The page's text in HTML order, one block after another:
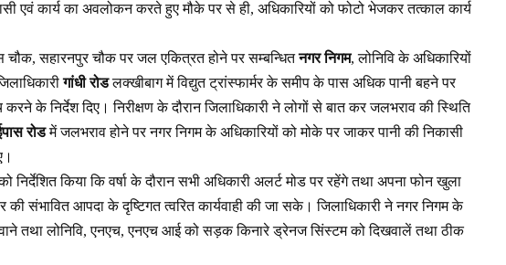
एवं कार्य का अवलोकन करते हुए मौके पर से ही, अधिकारियों को फोटो भेजकर तत्काल कार्य
चौक, सहारनपुर चौक पर जल एकित्रत होने पर सम्बन्धितनगर निगम, लोनिवि के अधिकारियों
गांधी रोडलक्खीबाग में विद्युत ट्रांस्फार्मर के समीप के पास अधिक पानी बहने पर
करने के निर्देश दिए। निरीक्षण के दौरान जिलाधिकारी ने लोगों से बात कर जलभराव की स्थिति
रोडमें जलभराव होने पर नगर निगम के अधिकारियों को मोके पर जाकर पानी की निकासी
निर्देशित किया कि वर्षा के दौरान सभी अधिकारी अलर्ट मोड पर रहेंगे तथा अपना फोन खुला
संभावित आपदा के दृष्टिगत त्वरित कार्यवाही की जा सके। जिलाधिकारी ने नगर निगम के
तथा लोनिवि, एनएच, एनएच आई को सड़क किनारे ड्रेनज सिंस्टम को दिखवालें तथा ठीक